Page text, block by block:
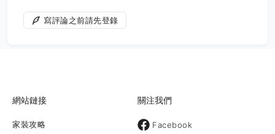
寫評論之前請先登錄
網站鏈接
家裝攻略
關注我們
Facebook